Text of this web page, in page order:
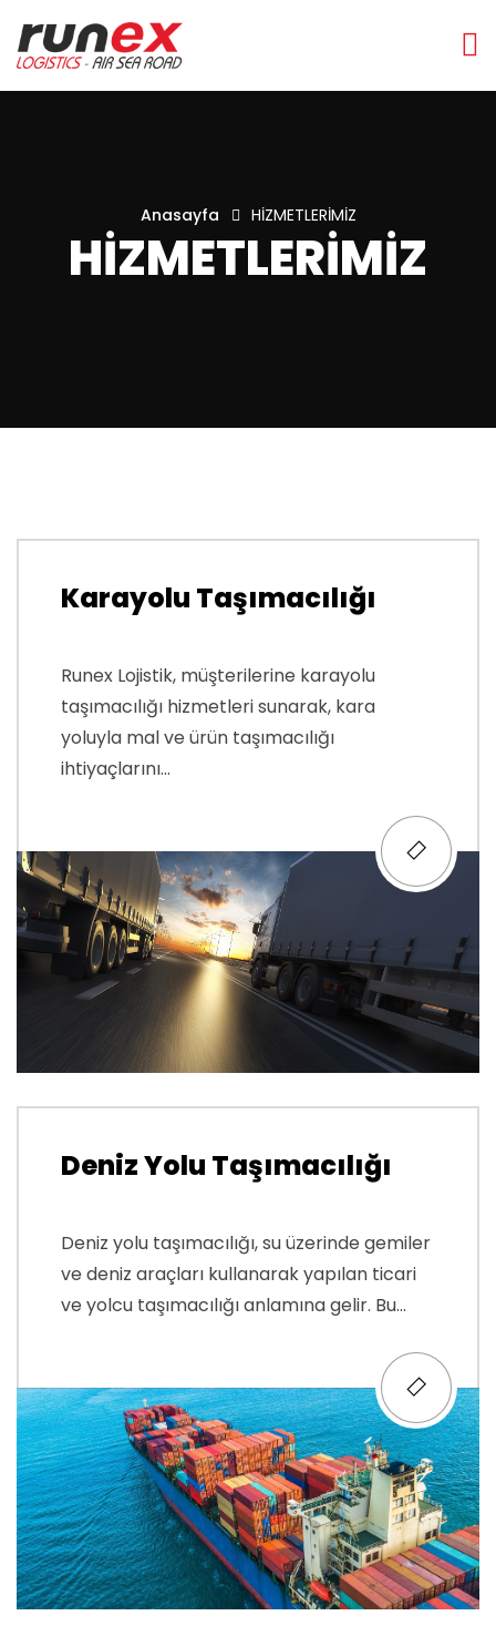
Anasayfa HİZMETLERİMİZ
HİZMETLERİMİZ
Karayolu Taşımacılığı
Runex Lojistik, müşterilerine karayolu
taşımacılığı hizmetleri sunarak, kara
yoluyla mal ve ürün taşımacılığı
ihtiyaçlarını...
Deniz Yolu Taşımacılığı
Deniz yolu taşımacılığı, su üzerinde gemiler
ve deniz araçları kullanarak yapılan ticari
ve yolcu taşımacılığı anlamına gelir. Bu...